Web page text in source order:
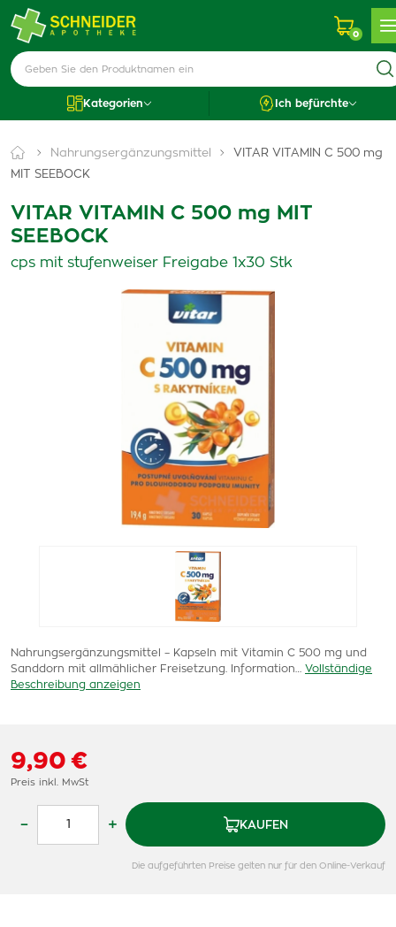
0
Kategorien Ich befürchte
Nahrungsergänzungsmittel
VITAR VITAMIN C 500 mg
MIT SEEBOCK
VITAR VITAMIN C 500 mg MIT
SEEBOCK
cps mit stufenweiser Freigabe 1x30 Stk
Nahrungsergänzungsmittel – Kapseln mit Vitamin C 500 mg und
Sanddorn mit allmählicher Freisetzung. Information…
Vollständige
Beschreibung anzeigen
9,90 €
Preis inkl. MwSt
– + KAUFEN
Die aufgeführten Preise gelten nur für den Online-Verkauf